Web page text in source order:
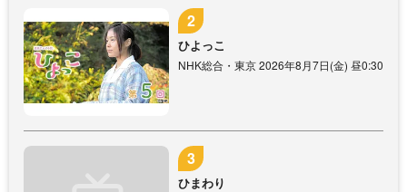
ひよっこ
NHK総合・東京 2026年8月7日(金) 昼0:30
ひまわり